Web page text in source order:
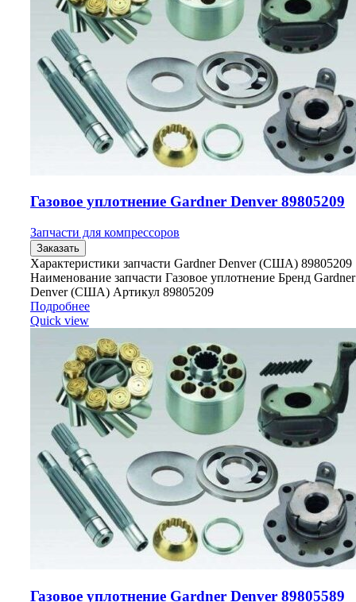
Газовое уплотнение Gardner Denver 89805209
Запчасти для компрессоров
Заказать
Характеристики запчасти Gardner Denver (США) 89805209
Наименование запчасти Газовое уплотнение Бренд Gardner
Denver (США) Артикул 89805209
Подробнее
Quick view
Газовое уплотнение Gardner Denver 89805589